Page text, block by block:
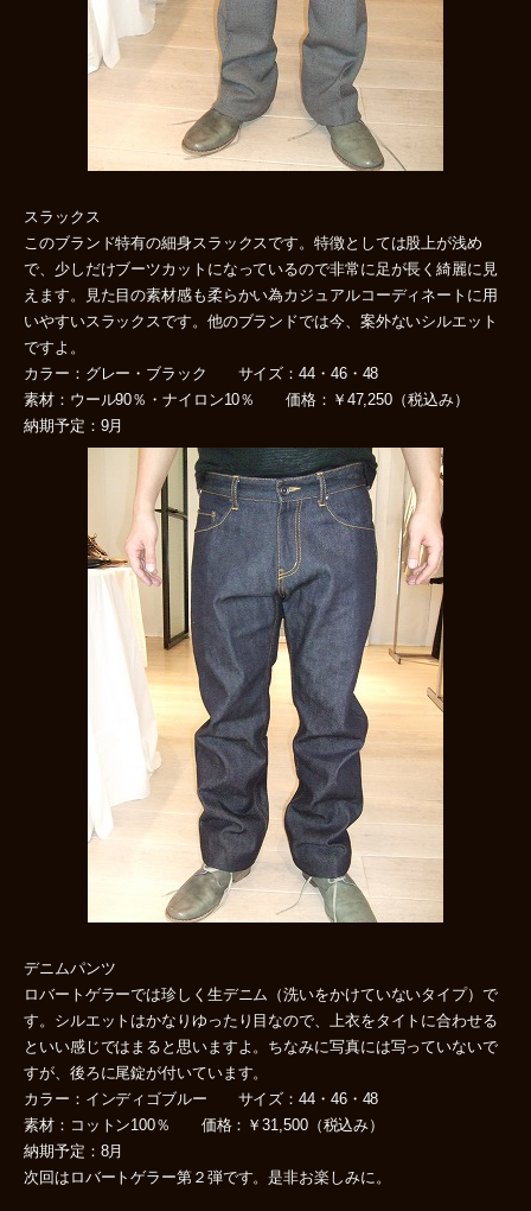
スラックス
このブランド特有の細身スラックスです。特徴としては股上が浅め
で、少しだけブーツカットになっているので非常に足が長く綺麗に見
えます。見た目の素材感も柔らかい為カジュアルコーディネートに用
いやすいスラックスです。他のブランドでは今、案外ないシルエット
ですよ。
カラー：グレー・ブラック サイズ：44・46・48
素材：ウール90％・ナイロン10％ 価格：￥47,250（税込み）
納期予定：9月
デニムパンツ
ロバートゲラーでは珍しく生デニム（洗いをかけていないタイプ）で
す。シルエットはかなりゆったり目なので、上衣をタイトに合わせる
といい感じではまると思いますよ。ちなみに写真には写っていないで
すが、後ろに尾錠が付いています。
カラー：インディゴブルー サイズ：44・46・48
素材：コットン100％ 価格：￥31,500（税込み）
納期予定：8月
次回はロバートゲラー第２弾です。是非お楽しみに。